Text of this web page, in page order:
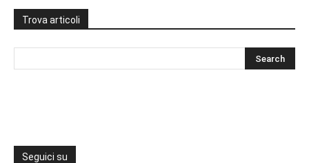
Trova articoli
Seguici su